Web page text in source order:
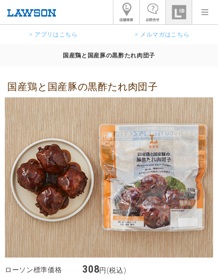
> アプリはこちら > メルマガはこちら
国産鶏と国産豚の黒酢たれ肉団子
国産鶏と国産豚の黒酢たれ肉団子
ローソン標準価格 308円(税込)